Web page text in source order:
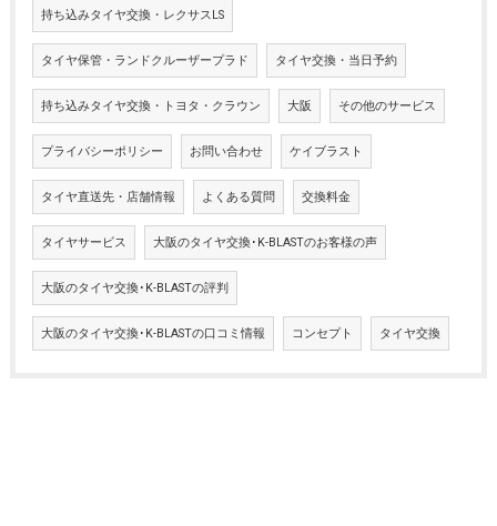
持ち込みタイヤ交換・レクサスLS
タイヤ保管・ランドクルーザープラド タイヤ交換・当日予約
持ち込みタイヤ交換・トヨタ・クラウン 大阪 その他のサービス
プライバシーポリシー お問い合わせ ケイブラスト
タイヤ直送先・店舗情報 よくある質問 交換料金
タイヤサービス 大阪のタイヤ交換･K-BLASTのお客様の声
大阪のタイヤ交換･K-BLASTの評判
大阪のタイヤ交換･K-BLASTの口コミ情報 コンセプト タイヤ交換